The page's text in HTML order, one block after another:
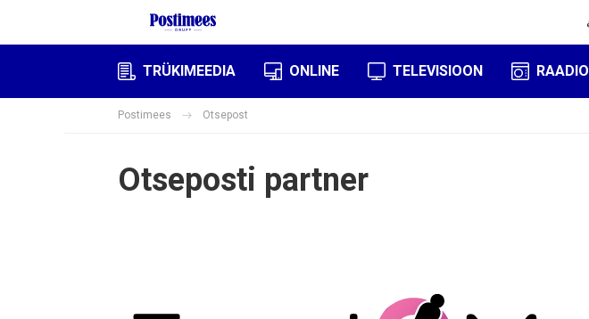
TRÜKIMEEDIA ONLINE TELEVISIOON RAADIO
Postimees Otsepost
Otseposti partner